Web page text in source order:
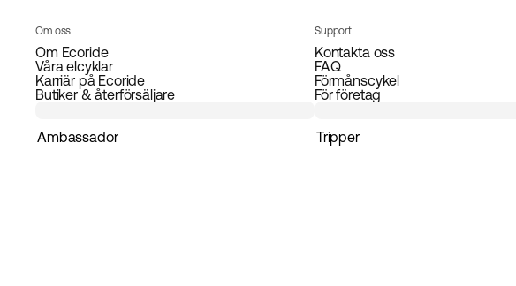
Om oss
Om Ecoride
Våra elcyklar
Karriär på Ecoride
Butiker & återförsäljare
Support
Kontakta oss
FAQ
Förmånscykel
För företag
Ambassador Tripper